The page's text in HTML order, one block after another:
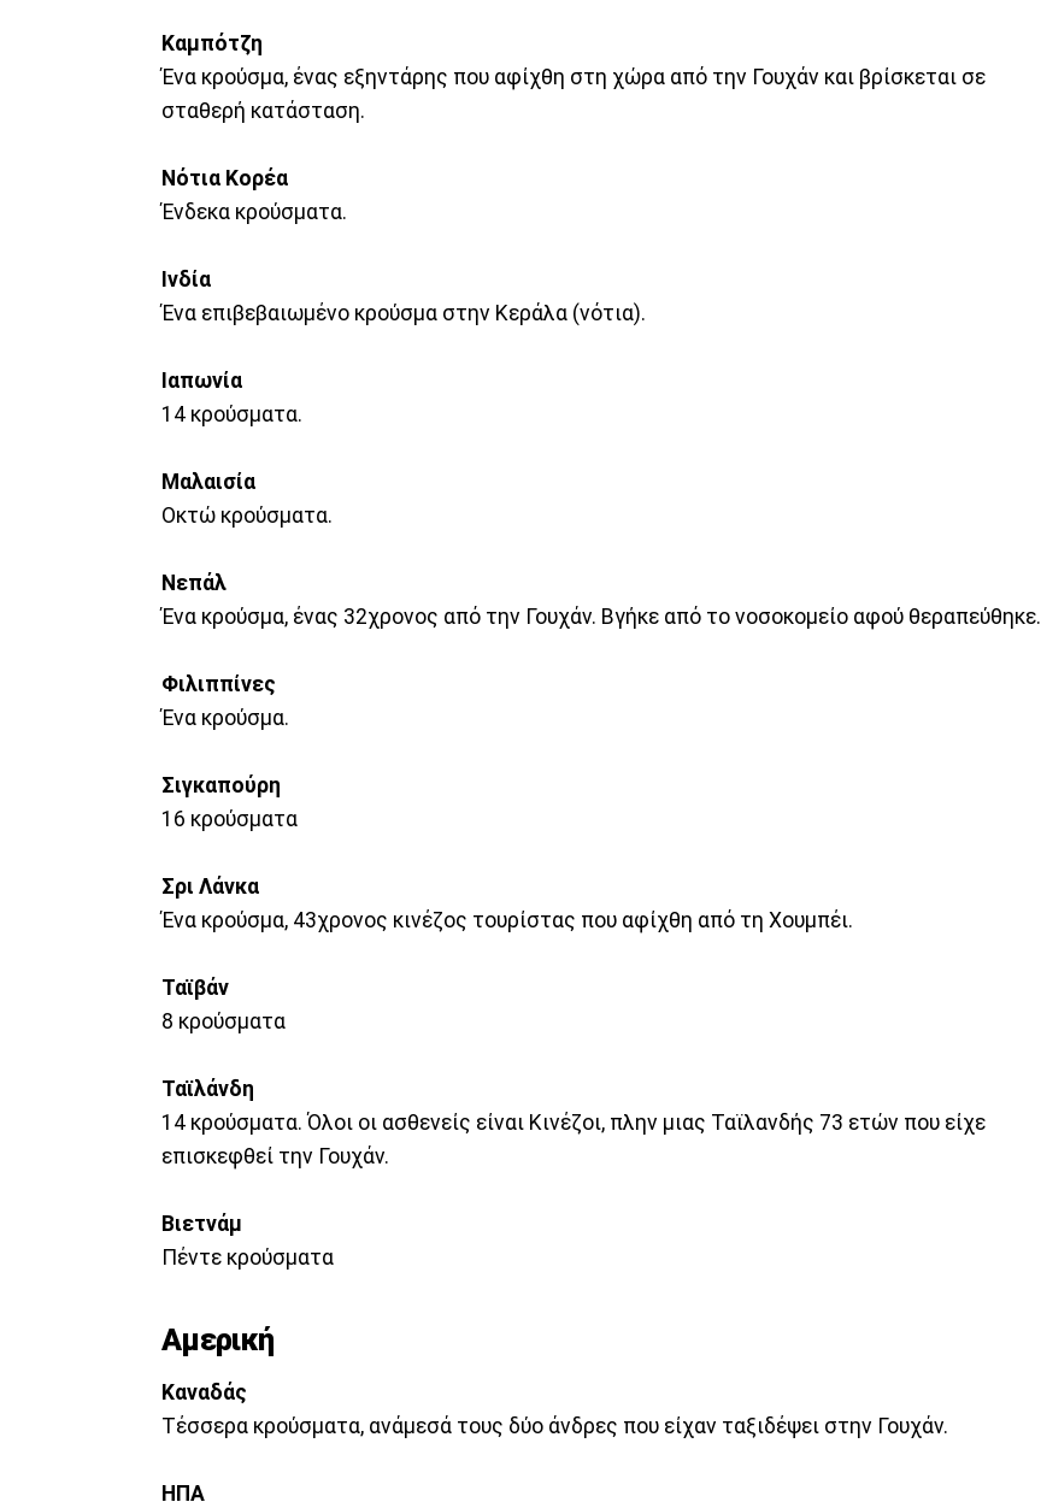
Καμπότζη
Ένα κρούσμα, ένας εξηντάρης που αφίχθη στη χώρα από την Γουχάν και βρίσκεται σε
σταθερή κατάσταση.
Νότια Κορέα
Ένδεκα κρούσματα.
Ινδία
Ένα επιβεβαιωμένο κρούσμα στην Κεράλα (νότια).
Ιαπωνία
14 κρούσματα.
Μαλαισία
Οκτώ κρούσματα.
Νεπάλ
Ένα κρούσμα, ένας 32χρονος από την Γουχάν. Βγήκε από το νοσοκομείο αφού θεραπεύθηκε.
Φιλιππίνες
Ένα κρούσμα.
Σιγκαπούρη
16 κρούσματα
Σρι Λάνκα
Ένα κρούσμα, 43χρονος κινέζος τουρίστας που αφίχθη από τη Χουμπέι.
Ταϊβάν
8 κρούσματα
Ταϊλάνδη
14 κρούσματα. Όλοι οι ασθενείς είναι Κινέζοι, πλην μιας Ταϊλανδής 73 ετών που είχε
επισκεφθεί την Γουχάν.
Βιετνάμ
Πέντε κρούσματα
Αμερική
Καναδάς
Τέσσερα κρούσματα, ανάμεσά τους δύο άνδρες που είχαν ταξιδέψει στην Γουχάν.
ΗΠΑ